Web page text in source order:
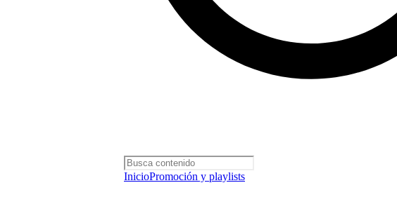
InicioPromoción y playlists